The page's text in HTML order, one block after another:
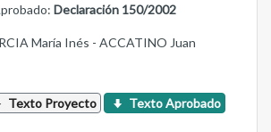
Declaración 150/2002
María Inés - ACCATINO Juan
Texto Proyecto Texto Aprobado